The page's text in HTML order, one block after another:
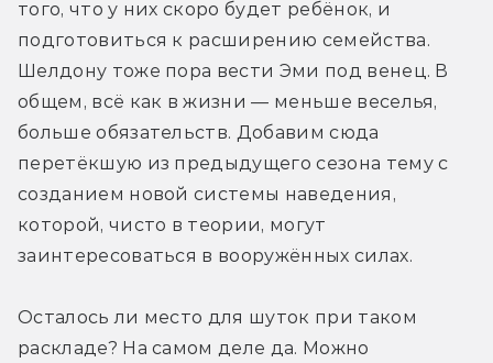
того, что у них скоро будет ребёнок, и
подготовиться к расширению семейства.
Шелдону тоже пора вести Эми под венец. В
общем, всё как в жизни — меньше веселья,
больше обязательств. Добавим сюда
перетёкшую из предыдущего сезона тему с
созданием новой системы наведения,
которой, чисто в теории, могут
заинтересоваться в вооружённых силах.
Осталось ли место для шуток при таком
раскладе? На самом деле да. Можно